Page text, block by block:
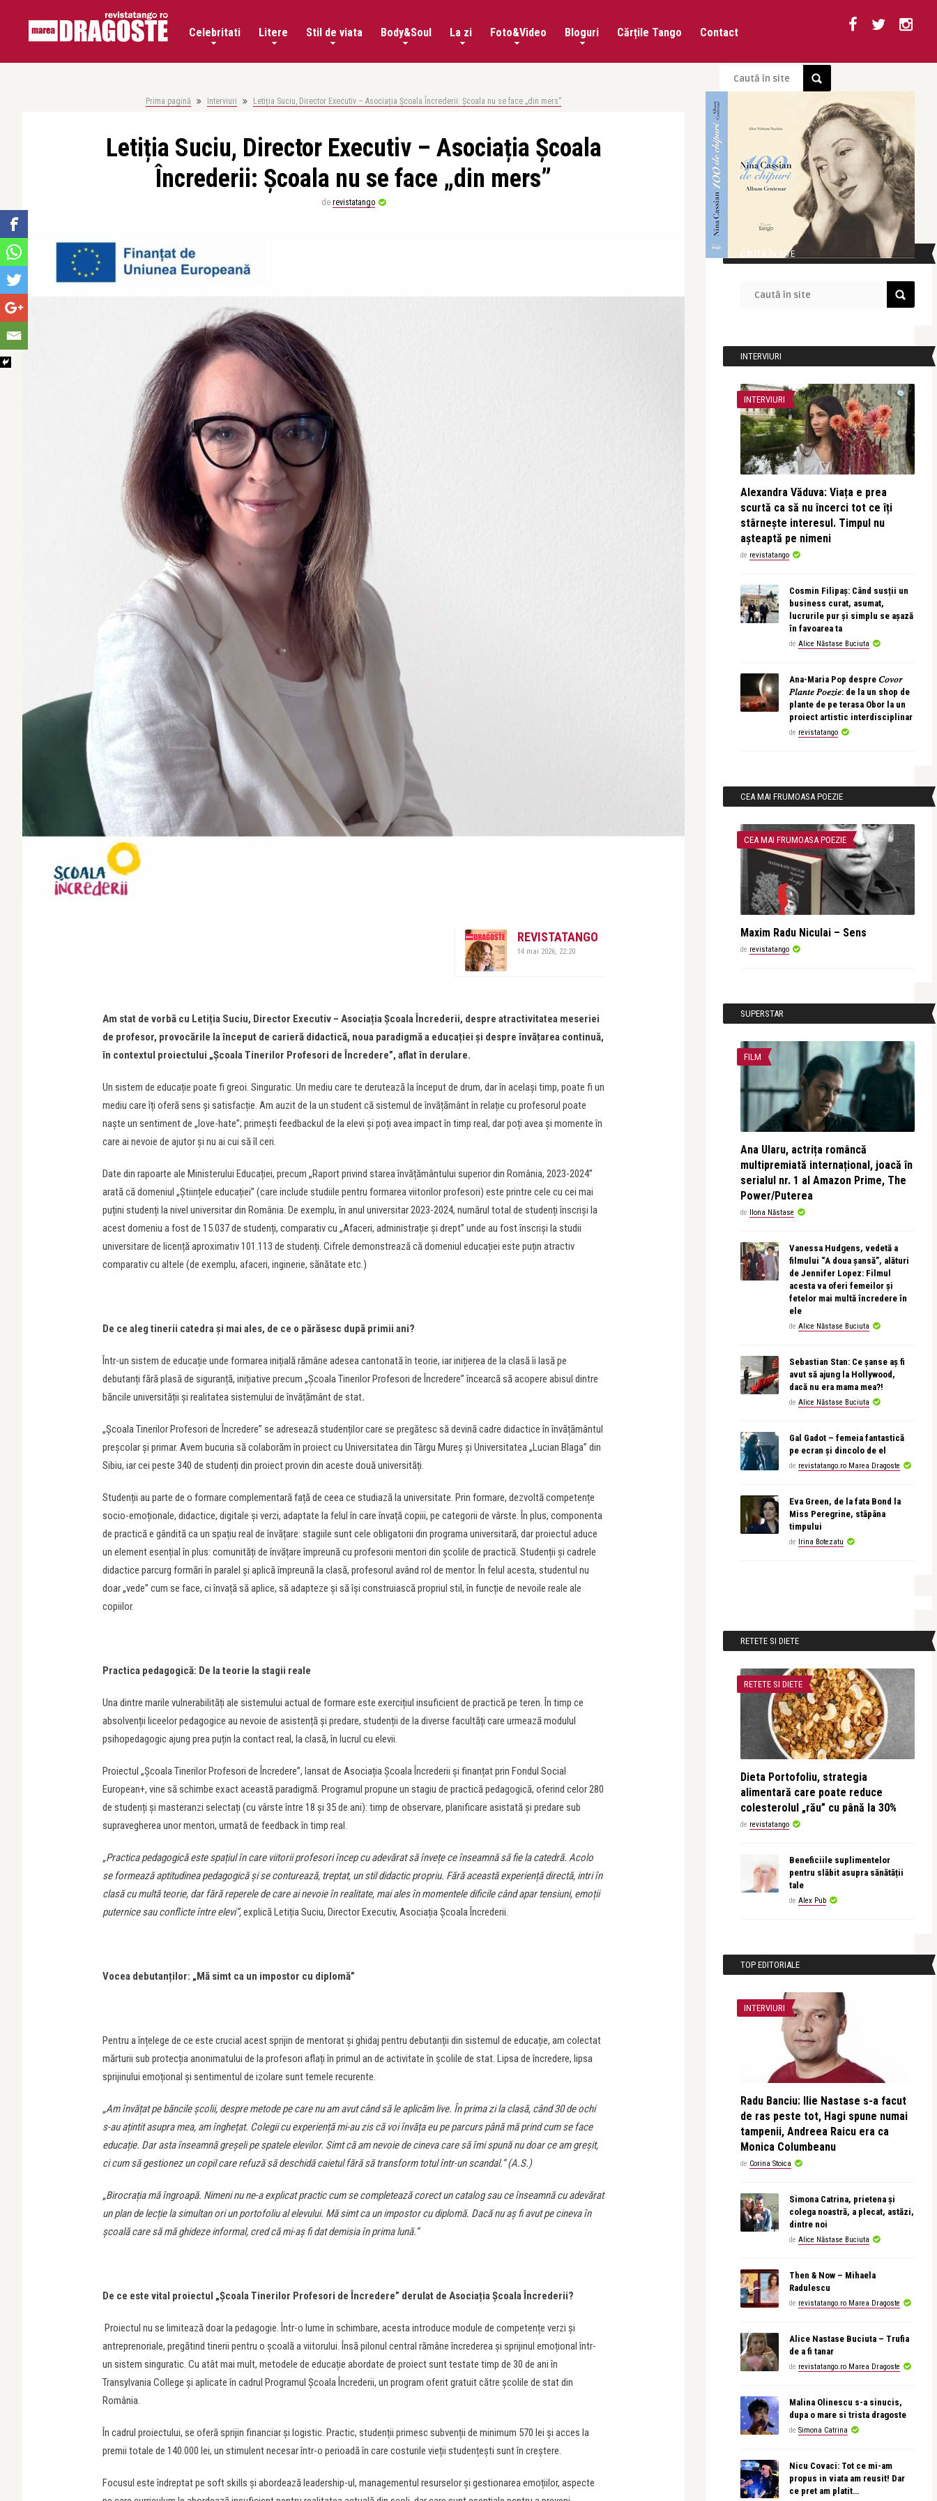
Celebritati Litere Stil de viata Body&Soul La zi Foto&Video Bloguri Cărțile Tango Contact
Prima pagină Interviuri Letiția Suciu, Director Executiv – Asociația Școala Încrederii: Școala nu se face „din mers”
Letiția Suciu, Director Executiv – Asociația Școala
Încrederii: Școala nu se face „din mers”
de revistatango
REVISTATANGO
14 mai 2026, 22:20
Am stat de vorbă cu Letiția Suciu, Director Executiv – Asociația Școala Încrederii, despre atractivitatea meseriei
de profesor, provocările la început de carieră didactică, noua paradigmă a educației și despre învățarea continuă,
în contextul proiectului „Școala Tinerilor Profesori de Încredere”, aflat în derulare.
Un sistem de educație poate fi greoi. Singuratic. Un mediu care te derutează la început de drum, dar în același timp, poate fi un
mediu care îți oferă sens și satisfacție. Am auzit de la un student că sistemul de învățământ în relație cu profesorul poate
naște un sentiment de „love-hate”; primești feedbackul de la elevi și poți avea impact în timp real, dar poți avea și momente în
care ai nevoie de ajutor și nu ai cui să îl ceri.
Date din rapoarte ale Ministerului Educației, precum „Raport privind starea învățământului superior din România, 2023-2024”
arată că domeniul „Științele educației” (care include studiile pentru formarea viitorilor profesori) este printre cele cu cei mai
puțini studenți la nivel universitar din România. De exemplu, în anul universitar 2023-2024, numărul total de studenți înscriși la
acest domeniu a fost de 15.037 de studenți, comparativ cu „Afaceri, administrație și drept” unde au fost înscriși la studii
universitare de licență aproximativ 101.113 de studenți. Cifrele demonstrează că domeniul educației este puțin atractiv
comparativ cu altele (de exemplu, afaceri, inginerie, sănătate etc.)
De ce aleg tinerii catedra și mai ales, de ce o părăsesc după primii ani?
Într-un sistem de educație unde formarea inițială rămâne adesea cantonată în teorie, iar inițierea de la clasă îi lasă pe
debutanți fără plasă de siguranță, inițiative precum „Școala Tinerilor Profesori de Încredere” încearcă să acopere abisul dintre
băncile universității și realitatea sistemului de învățământ de stat.
„Școala Tinerilor Profesori de Încredere” se adresează studenților care se pregătesc să devină cadre didactice în învățământul
preșcolar și primar. Avem bucuria să colaborăm în proiect cu Universitatea din Târgu Mureș și Universitatea „Lucian Blaga” din
Sibiu, iar cei peste 340 de studenți din proiect provin din aceste două universități.
Studenții au parte de o formare complementară față de ceea ce studiază la universitate. Prin formare, dezvoltă competențe
socio-emoționale, didactice, digitale și verzi, adaptate la felul în care învață copiii, pe categorii de vârste. În plus, componenta
de practică e gândită ca un spațiu real de învățare: stagiile sunt cele obligatorii din programa universitară, dar proiectul aduce
un element esențial în plus: comunități de învățare împreună cu profesorii mentori din școlile de practică. Studenții și cadrele
didactice parcurg formări în paralel și aplică împreună la clasă, profesorul având rol de mentor. În felul acesta, studentul nu
doar „vede” cum se face, ci învață să aplice, să adapteze și să își construiască propriul stil, în funcție de nevoile reale ale
copiilor.
Practica pedagogică: De la teorie la stagii reale
Una dintre marile vulnerabilități ale sistemului actual de formare este exercițiul insuficient de practică pe teren. În timp ce
absolvenții liceelor pedagogice au nevoie de asistență și predare, studenții de la diverse facultăți care urmează modulul
psihopedagogic ajung prea puțin la contact real, la clasă, în lucrul cu elevii.
Proiectul „Școala Tinerilor Profesori de Încredere”, lansat de Asociația Școala Încrederii și finanțat prin Fondul Social
European+, vine să schimbe exact această paradigmă. Programul propune un stagiu de practică pedagogică, oferind celor 280
de studenți și masteranzi selectați (cu vârste între 18 și 35 de ani): timp de observare, planificare asistată și predare sub
supravegherea unor mentori, urmată de feedback în timp real.
„Practica pedagogică este spațiul în care viitorii profesori încep cu adevărat să învețe ce înseamnă să fie la catedră. Acolo
se formează aptitudinea pedagogică și se conturează, treptat, un stil didactic propriu. Fără această experiență directă, intri în
clasă cu multă teorie, dar fără reperele de care ai nevoie în realitate, mai ales în momentele dificile când apar tensiuni, emoții
puternice sau conflicte între elevi”,explică Letiția Suciu, Director Executiv, Asociația Școala Încrederii.
Vocea debutanților: „Mă simt ca un impostor cu diplomă”
Pentru a înțelege de ce este crucial acest sprijin de mentorat și ghidaj pentru debutanții din sistemul de educație, am colectat
mărturii sub protecția anonimatului de la profesori aflați în primul an de activitate în școlile de stat. Lipsa de încredere, lipsa
sprijinului emoțional și sentimentul de izolare sunt temele recurente.
„Am învățat pe băncile școlii, despre metode pe care nu am avut când să le aplicăm live. În prima zi la clasă, când 30 de ochi
s-au ațintit asupra mea, am înghețat. Colegii cu experiență mi-au zis că voi învăța eu pe parcurs până mă prind cum se face
educație. Dar asta înseamnă greșeli pe spatele elevilor. Simt că am nevoie de cineva care să îmi spună nu doar ce am greșit,
ci cum să gestionez un copil care refuză să deschidă caietul fără să transform totul într-un scandal.” (A.S.)
„Birocrația mă îngroapă. Nimeni nu ne-a explicat practic cum se completează corect un catalog sau ce înseamnă cu adevărat
un plan de lecție la simultan ori un portofoliu al elevului. Mă simt ca un impostor cu diplomă. Dacă nu aș fi avut pe cineva în
școală care să mă ghideze informal, cred că mi-aș fi dat demisia în prima lună.”
De ce este vital proiectul „Școala Tinerilor Profesori de Încredere” derulat de Asociația Școala Încrederii?
Proiectul nu se limitează doar la pedagogie. Într-o lume în schimbare, acesta introduce module de competențe verzi și
antreprenoriale, pregătind tinerii pentru o școală a viitorului. Însă pilonul central rămâne încrederea și sprijinul emoțional într-
un sistem singuratic. Cu atât mai mult, metodele de educație abordate de proiect sunt testate timp de 30 de ani în
Transylvania College și aplicate în cadrul Programul Școala Încrederii, un program oferit gratuit către școlile de stat din
România.
În cadrul proiectului, se oferă sprijin financiar și logistic. Practic, studenții primesc subvenții de minimum 570 lei și acces la
premii totale de 140.000 lei, un stimulent necesar într-o perioadă în care costurile vieții studențești sunt în creștere.
Focusul este îndreptat pe soft skills și abordează leadership-ul, managementul resurselor și gestionarea emoțiilor, aspecte
CAUTĂ ÎN SITE
INTERVIURI
INTERVIURI
Alexandra Văduva: Viața e prea
scurtă ca să nu încerci tot ce îți
stârnește interesul. Timpul nu
așteaptă pe nimeni
de revistatango
Cosmin Filipaș: Când susții un
business curat, asumat,
lucrurile pur și simplu se așază
în favoarea ta
de Alice Năstase Buciuta
Ana-Maria Pop despre 𝐶𝑜𝑣𝑜𝑟
𝑃𝑙𝑎𝑛𝑡𝑒 𝑃𝑜𝑒𝑧𝑖𝑒: de la un shop de
plante de pe terasa Obor la un
proiect artistic interdisciplinar
de revistatango
CEA MAI FRUMOASA POEZIE
CEA MAI FRUMOASA POEZIE
Maxim Radu Niculai – Sens
de revistatango
SUPERSTAR
FILM
Ana Ularu, actrița româncă
multipremiată internațional, joacă în
serialul nr. 1 al Amazon Prime, The
Power/Puterea
de Ilona Năstase
Vanessa Hudgens, vedetă a
filmului “A doua șansă”, alături
de Jennifer Lopez: Filmul
acesta va oferi femeilor și
fetelor mai multă încredere în
ele
de Alice Năstase Buciuta
Sebastian Stan: Ce șanse aș fi
avut să ajung la Hollywood,
dacă nu era mama mea?!
de Alice Năstase Buciuta
Gal Gadot – femeia fantastică
pe ecran și dincolo de el
de revistatango.ro Marea Dragoste
Eva Green, de la fata Bond la
Miss Peregrine, stăpâna
timpului
de Irina Botezatu
RETETE SI DIETE
RETETE SI DIETE
Dieta Portofoliu, strategia
alimentară care poate reduce
colesterolul „rău” cu până la 30%
de revistatango
Beneficiile suplimentelor
pentru slăbit asupra sănătății
tale
de Alex Pub
TOP EDITORIALE
INTERVIURI
Radu Banciu: Ilie Nastase s-a facut
de ras peste tot, Hagi spune numai
tampenii, Andreea Raicu era ca
Monica Columbeanu
de Corina Stoica
Simona Catrina, prietena și
colega noastră, a plecat, astăzi,
dintre noi
de Alice Năstase Buciuta
Then & Now – Mihaela
Radulescu
de revistatango.ro Marea Dragoste
Alice Nastase Buciuta – Trufia
de a fi tanar
de revistatango.ro Marea Dragoste
Malina Olinescu s-a sinucis,
dupa o mare si trista dragoste
de Simona Catrina
Nicu Covaci: Tot ce mi-am
propus in viata am reusit! Dar
ce pret am platit…